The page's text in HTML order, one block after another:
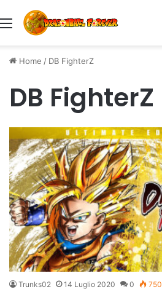
Menu
Home / DB FighterZ
DB FighterZ
Trunks02 14 Luglio 2020 0 750